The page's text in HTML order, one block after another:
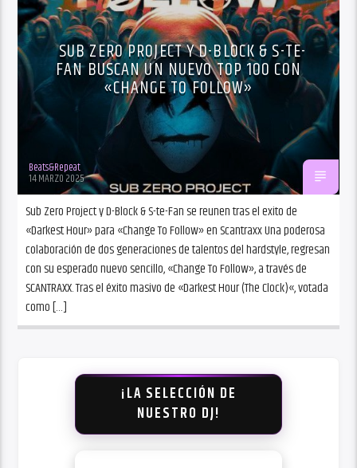
SUB ZERO PROJECT Y D-BLOCK & S-TE-
FAN BUSCAN UN NUEVO TOP 100 CON
«CHANGE TO FOLLOW»
Beats&Repeat
14 MARZO 2025
Sub Zero Project y D-Block & S-te-Fan se reunen tras el exito de
«Darkest Hour» para «Change To Follow» en Scantraxx Una poderosa
colaboración de dos generaciones de talentos del hardstyle, regresan
con su esperado nuevo sencillo, «Change To Follow», a través de
SCANTRAXX. Tras el éxito masivo de «Darkest Hour (The Clock)«, votada
como […]
¡LA SELECCIÓN DE
NUESTRO DJ!